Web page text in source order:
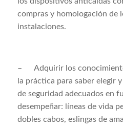
compras y homologación de
instalaciones.
–
Adquirir los
la práctica para saber elegir
de seguridad adecuados en
desempeñar: líneas de vida
dobles cabos, eslingas de